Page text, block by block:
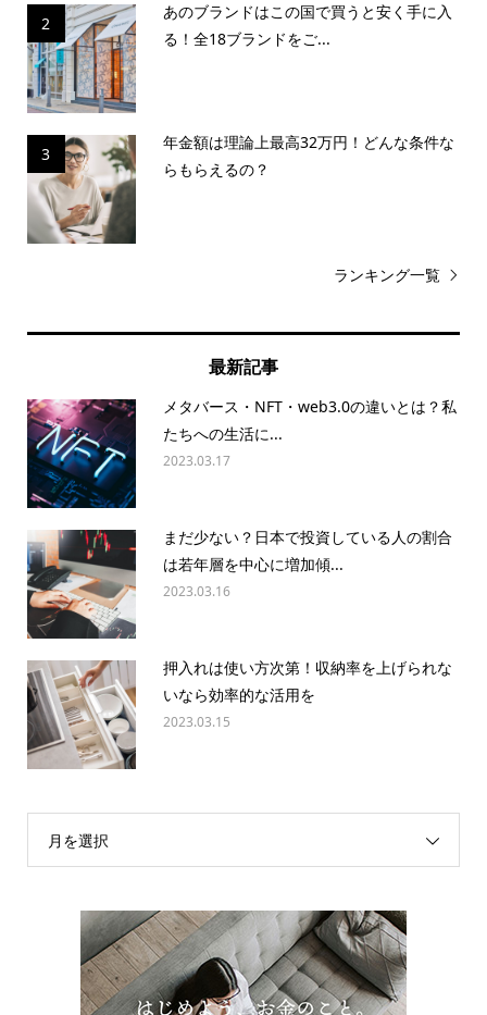
2
あのブランドはこの国で買うと安く手に入
る！全18ブランドをご...
3
年金額は理論上最高32万円！どんな条件な
らもらえるの？
ランキング一覧
最新記事
メタバース・NFT・web3.0の違いとは？私
たちへの生活に...
2023.03.17
まだ少ない？日本で投資している人の割合
は若年層を中心に増加傾...
2023.03.16
押入れは使い方次第！収納率を上げられな
いなら効率的な活用を
2023.03.15
月を選択